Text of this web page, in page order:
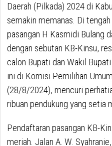
Daerah (Pilkada) 2024 di
semakin memanas. Di
pasangan H Kasmidi Bulang
dengan sebutan KB-Kinsu,
calon Bupati dan Wakil
ini di Komisi Pemilihan
(28/8/2024), mencuri
ribuan pendukung yang setia
Pendaftaran pasangan KB-
meriah. Jalan A. W.